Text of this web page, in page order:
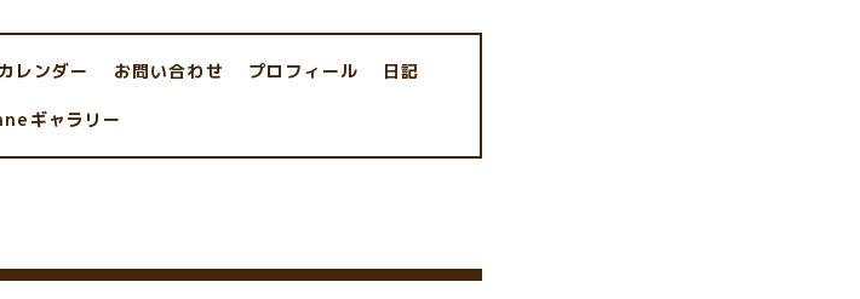
カレンダー お問い合わせ プロフィール 日記
ギャラリー